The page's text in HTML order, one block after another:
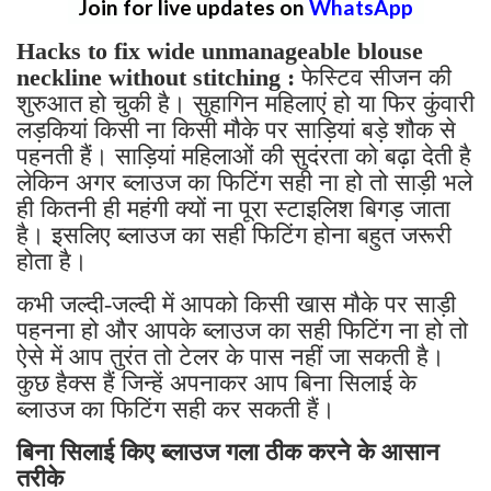
Join for live updates on WhatsApp
Hacks to fix wide unmanageable blouse
neckline without stitching :फेस्टिव सीजन की
शुरुआत हो चुकी है। सुहागिन महिलाएं हो या फिर कुंवारी
लड़कियां किसी ना किसी मौके पर साड़ियां बड़े शौक से
पहनती हैं। साड़ियां महिलाओं की सुदंरता को बढ़ा देती है
लेकिन अगर ब्लाउज का फिटिंग सही ना हो तो साड़ी भले
ही कितनी ही महंगी क्यों ना पूरा स्टाइलिश बिगड़ जाता
है। इसलिए ब्लाउज का सही फिटिंग होना बहुत जरूरी
होता है।
कभी जल्दी-जल्दी में आपको किसी खास मौके पर साड़ी
पहनना हो और आपके ब्लाउज का सही फिटिंग ना हो तो
ऐसे में आप तुरंत तो टेलर के पास नहीं जा सकती है।
कुछ हैक्स हैं जिन्हें अपनाकर आप बिना सिलाई के
ब्लाउज का फिटिंग सही कर सकती हैं।
बिना सिलाई किए ब्लाउज गला ठीक करने के आसान
तरीके